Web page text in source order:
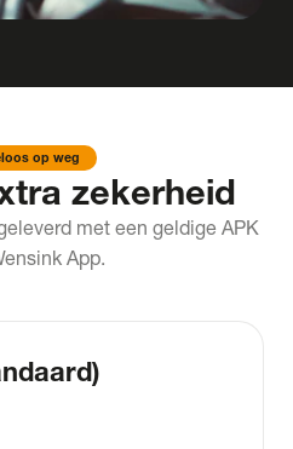
op weg
zekerheid
met een geldige APK
App.